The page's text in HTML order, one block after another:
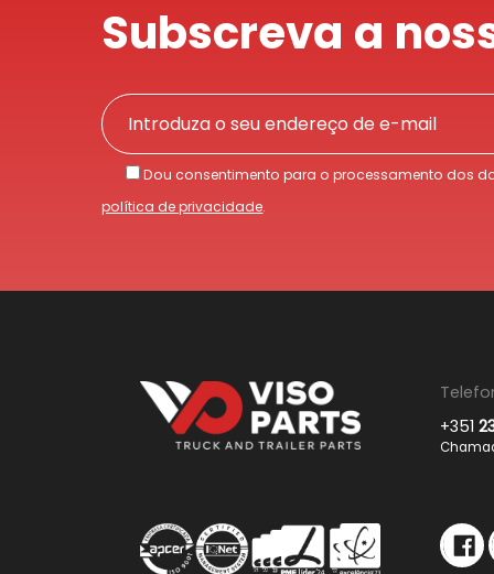
Subscreva a
Dou consentimento para o processamento dos
política de privacidade.
+351